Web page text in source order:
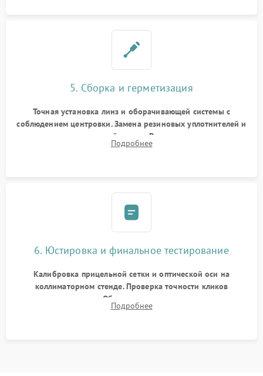
5. Сборка и герметизация
Точная установка линз и оборачивающей системы с
соблюдением центровки. Замена резиновых уплотнителей и
нанесение влагозащитной смазки. Вакуумирование корпуса
и заполнение его осушенным азотом или аргоном для
Подробнее
6. Юстировка и финальное тестирование
Калибровка прицельной сетки и оптической оси на
коллиматорном стенде. Проверка точности кликов
механизма поправок. Обязательное испытание прицела на
ударном стенде для проверки устойчивости к отдаче и
Подробнее